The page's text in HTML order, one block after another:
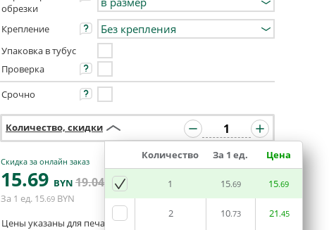
обрезки
Крепление
Упаковка в тубус
Проверка
Срочно
Количество, скидки
Количество За 1 ед. Цена
1 15.69 15.69
2 10.73 21.45
Скидка за онлайн заказ
15.69 BYN 19.04
BYN
За 1 ед. 15.69 BYN
В КОРЗИНУ
Цены указаны для печати из готового макета